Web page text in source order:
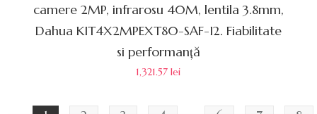
camere 2MP, infrarosu 40M, lentila 3.8mm,
Dahua KIT4X2MPEXT80-SAF-I2. Fiabilitate
si performanță
1,321.57lei